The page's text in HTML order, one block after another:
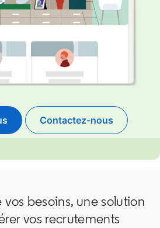
Contactez-nous
besoins, une solution
vos recrutements